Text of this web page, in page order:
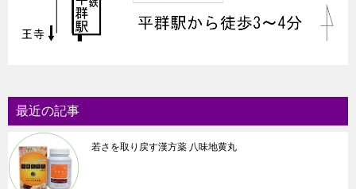
最近の記事
若さを取り戻す漢方薬 八味地黄丸